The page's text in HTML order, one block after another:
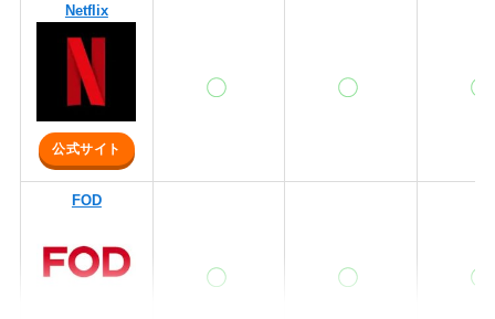
Netflix
公式サイト
FOD